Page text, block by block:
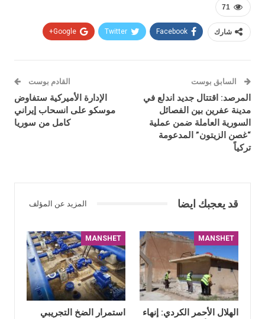
71
شارك Facebook
Twitter
Google+
السابق بوست
المرصد: اقتتال جديد اندلع في
مدينة عفرين بين الفصائل
السورية العاملة ضمن عملية
“غصن الزيتون” المدعومة
تركياً
القادم بوست
الإدارة الأميركية ستفاوض
موسكو على انسحاب إيراني
كامل من سوريا
قد يعجبك ايضا المزيد عن المؤلف
MANSHET
الهلال الأحمر الكردي: إنهاء
MANSHET
استمرار الضخ التجريبي